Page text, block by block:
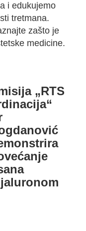
i edukujemo
tretmana.
zašto je
medicine.
„RTS